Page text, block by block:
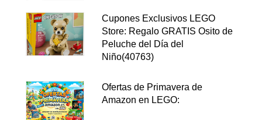
Cupones Exclusivos LEGO
Store: Regalo GRATIS Osito de
Peluche del Día del
Niño(40763)
Ofertas de Primavera de
Amazon en LEGO: